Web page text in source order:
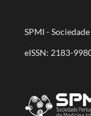
SPMI -
eISSN: 2183-